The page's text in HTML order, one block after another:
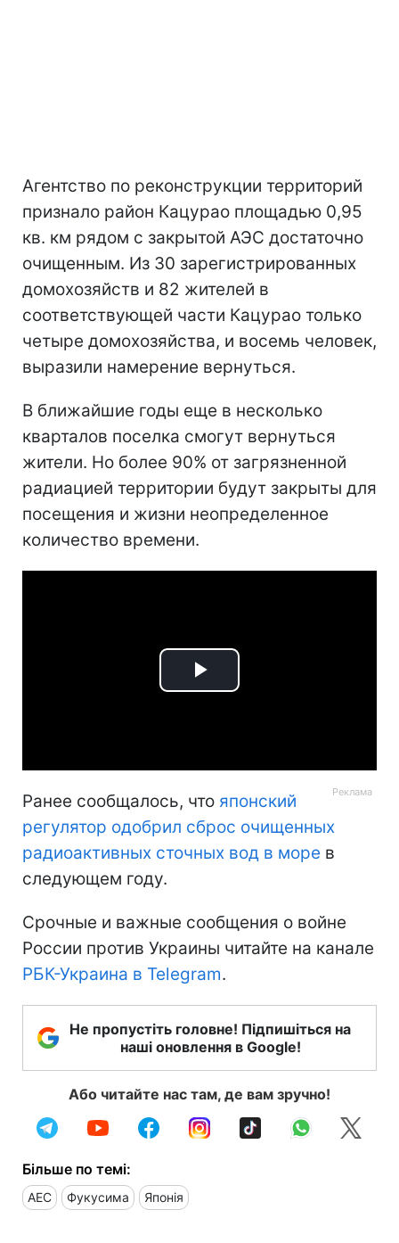
Агентство по реконструкции территорий
признало район Кацурао площадью 0,95
кв. км рядом с закрытой АЭС достаточно
очищенным. Из 30 зарегистрированных
домохозяйств и 82 жителей в
соответствующей части Кацурао только
четыре домохозяйства, и восемь человек,
выразили намерение вернуться.
В ближайшие годы еще в несколько
кварталов поселка смогут вернуться
жители. Но более 90% от загрязненной
радиацией территории будут закрыты для
посещения и жизни неопределенное
количество времени.
Play
Ранее сообщалось, что японский
регулятор одобрил сброс очищенных
радиоактивных сточных вод в море в
следующем году.
Срочные и важные сообщения о войне
России против Украины читайте на канале
РБК-Украина в Telegram.
Не пропустіть головне! Підпишіться на
наші оновлення в Google!
Або читайте нас там, де вам зручно!
Більше по темі:
АЕС Фукусима Японія